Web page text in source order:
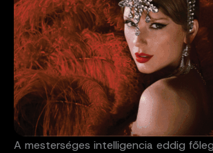
A mesterséges intelligencia eddig